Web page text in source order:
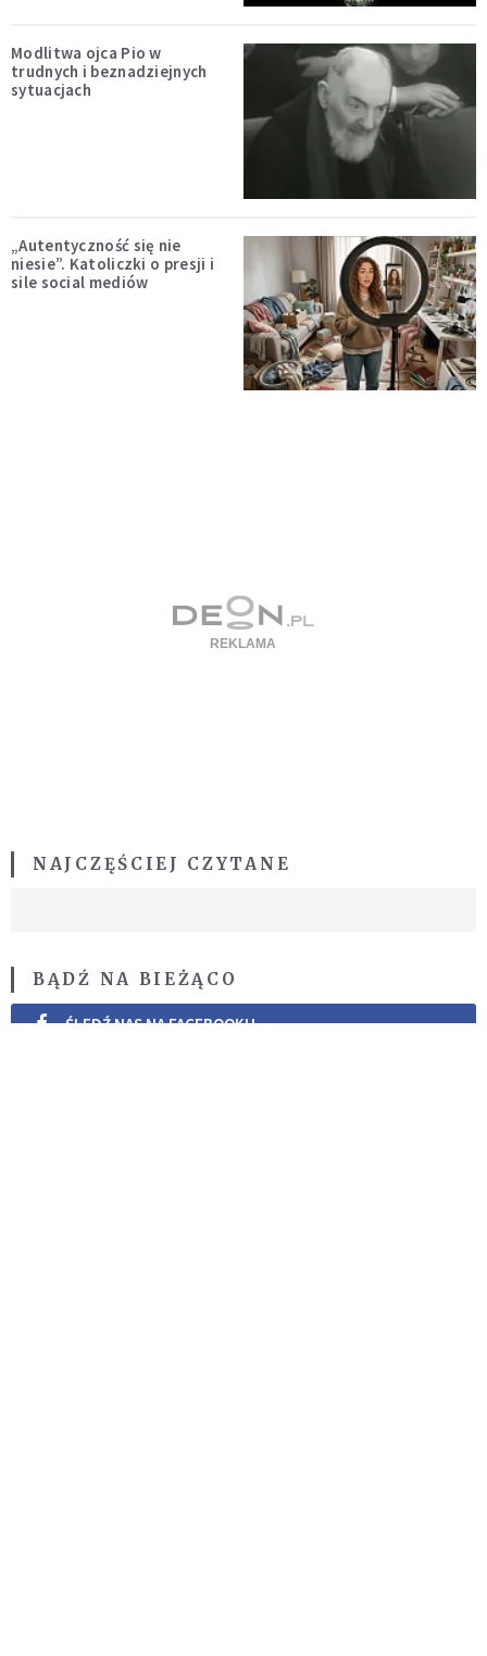
Modlitwa ojca Pio w
trudnych i beznadziejnych
sytuacjach
„Autentyczność się nie
niesie”. Katoliczki o presji i
sile social mediów
NAJCZĘŚCIEJ CZYTANE
BĄDŹ NA BIEŻĄCO
ŚLEDŹ NAS NA FACEBOOKU